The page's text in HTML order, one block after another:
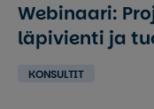
Webinaari:
läpivienti ja
KONSULTIT